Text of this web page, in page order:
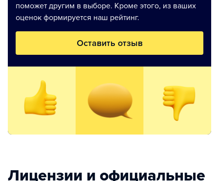
поможет другим в выборе. Кроме этого, из ваших
оценок формируется наш рейтинг.
Оставить отзыв
Лицензии и официальные